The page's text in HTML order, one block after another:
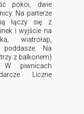
pokoi, dwie
Na parterze
łączy się z
i wyjście na
wiatrołap,
Na
z balkonem)
W piwnicach
Liczne